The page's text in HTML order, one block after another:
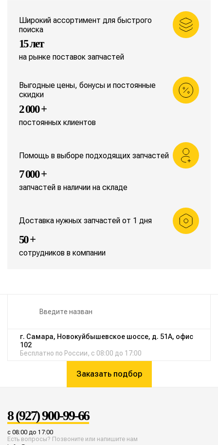
Широкий ассортимент для быстрого
поиска
15 лет
на рынке поставок запчастей
Выгодные цены, бонусы и постоянные
скидки
2 000 +
постоянных клиентов
Помощь в выборе подходящих запчастей
7 000 +
запчастей в наличии на складе
Доставка нужных запчастей от 1 дня
50 +
сотрудников в компании
г. Самара, Новокуйбышевское шоссе, д. 51А, офис
102
Бесплатно по России, с 08:00 до 17:00
Заказать подбор
8 (927) 900-99-66
с 08:00 до 17:00
Есть вопросы? Позвоните или напишите нам